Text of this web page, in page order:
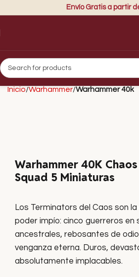
Envío Gratis a partir
Inicio Warhammer Warhammer 40k
Warhammer 40K
Squad 5 Miniaturas
Los Terminators del Caos son la
poder impío: cinco guerreros en
ancestrales, rebosantes de
venganza eterna. Duros,
absolutamente implacables.